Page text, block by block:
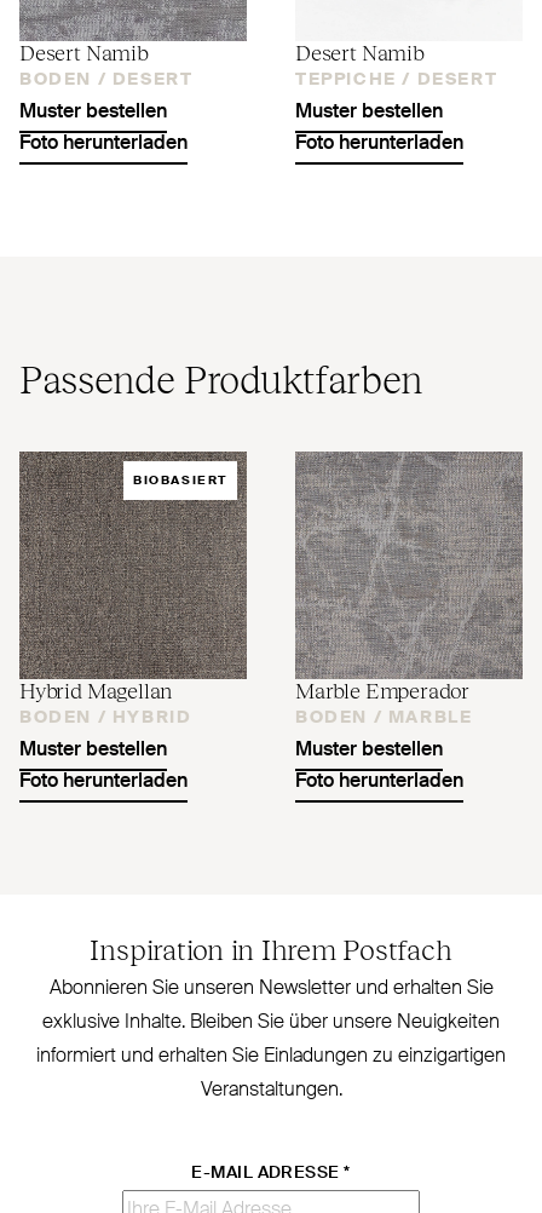
Desert Namib
BODEN / DESERT
Muster bestellen
Foto herunterladen
Desert Namib
TEPPICHE / DESERT
Muster bestellen
Foto herunterladen
Passende Produktfarben
BIOBASIERT
Hybrid Magellan
BODEN / HYBRID
Muster bestellen
Foto herunterladen
Marble Emperador
BODEN / MARBLE
Muster bestellen
Foto herunterladen
Inspiration in Ihrem Postfach
Abonnieren Sie unseren Newsletter und erhalten Sie
exklusive Inhalte. Bleiben Sie über unsere Neu­igkeiten
informiert und erhalten Sie Ein­ladungen zu ein­zig­artigen
Veranstaltungen.
E-MAIL ADRESSE*